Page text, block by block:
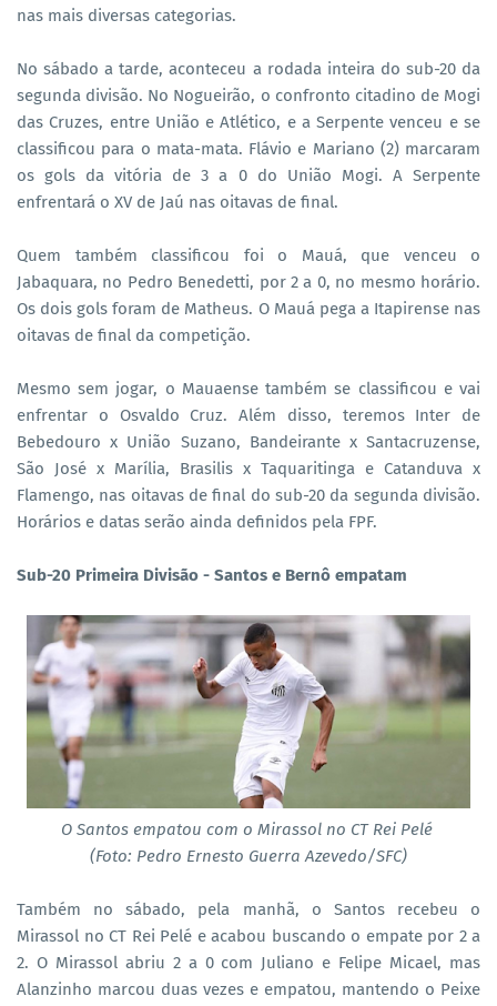
nas mais diversas categorias.
No sábado a tarde, aconteceu a rodada inteira do sub-20 da
segunda divisão. No Nogueirão, o confronto citadino de Mogi
das Cruzes, entre União e Atlético, e a Serpente venceu e se
classificou para o mata-mata. Flávio e Mariano (2) marcaram
os gols da vitória de 3 a 0 do União Mogi. A Serpente
enfrentará o XV de Jaú nas oitavas de final.
Quem também classificou foi o Mauá, que venceu o
Jabaquara, no Pedro Benedetti, por 2 a 0, no mesmo horário.
Os dois gols foram de Matheus. O Mauá pega a Itapirense nas
oitavas de final da competição.
Mesmo sem jogar, o Mauaense também se classificou e vai
enfrentar o Osvaldo Cruz. Além disso, teremos Inter de
Bebedouro x União Suzano, Bandeirante x Santacruzense,
São José x Marília, Brasilis x Taquaritinga e Catanduva x
Flamengo, nas oitavas de final do sub-20 da segunda divisão.
Horários e datas serão ainda definidos pela FPF.
Sub-20 Primeira Divisão - Santos e Bernô empatam
O Santos empatou com o Mirassol no CT Rei Pelé
(Foto: Pedro Ernesto Guerra Azevedo/SFC)
Também no sábado, pela manhã, o Santos recebeu o
Mirassol no CT Rei Pelé e acabou buscando o empate por 2 a
2. O Mirassol abriu 2 a 0 com Juliano e Felipe Micael, mas
Alanzinho marcou duas vezes e empatou, mantendo o Peixe